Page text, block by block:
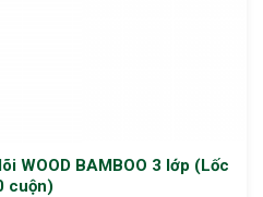
WOOD BAMBOO 3 lớp (Lốc
cuộn)